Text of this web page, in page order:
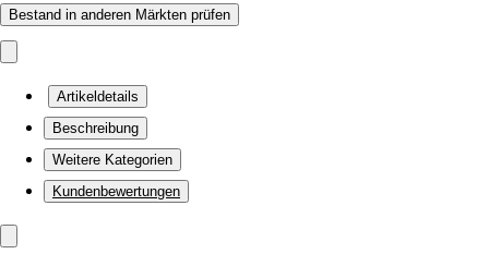
Bestand in anderen Märkten prüfen
Artikeldetails
Beschreibung
Weitere Kategorien
Kundenbewertungen